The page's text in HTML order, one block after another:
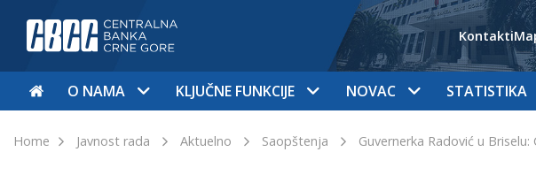
Kontakti
O NAMA KLJUČNE FUNKCIJE NOVAC STATISTIKA
Home Javnost rada Aktuelno Saopštenja Guvernerka Radović u